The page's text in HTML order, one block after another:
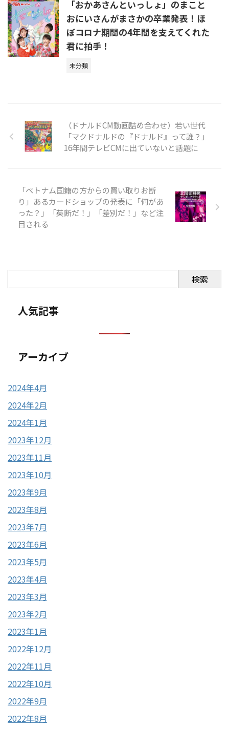
「おかあさんといっしょ」のまこと
おにいさんがまさかの卒業発表！ほ
ぼコロナ期間の4年間を支えてくれた
君に拍手！
未分類
（ドナルドCM動画詰め合わせ）若い世代
「マクドナルドの『ドナルド』って誰？」
16年間テレビCMに出ていないと話題に
「ベトナム国籍の方からの買い取りお断
り」あるカードショップの発表に「何があ
った？」「英断だ！」「差別だ！」など注
目される
検索
人気記事
アーカイブ
2024年4月
2024年2月
2024年1月
2023年12月
2023年11月
2023年10月
2023年9月
2023年8月
2023年7月
2023年6月
2023年5月
2023年4月
2023年3月
2023年2月
2023年1月
2022年12月
2022年11月
2022年10月
2022年9月
2022年8月